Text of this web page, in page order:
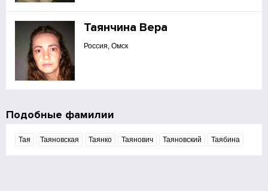
Таянчина Вера
Россия, Омск
Подобные фамилии
Тая Таяновская Таянко Таянович Таяновский Таябина